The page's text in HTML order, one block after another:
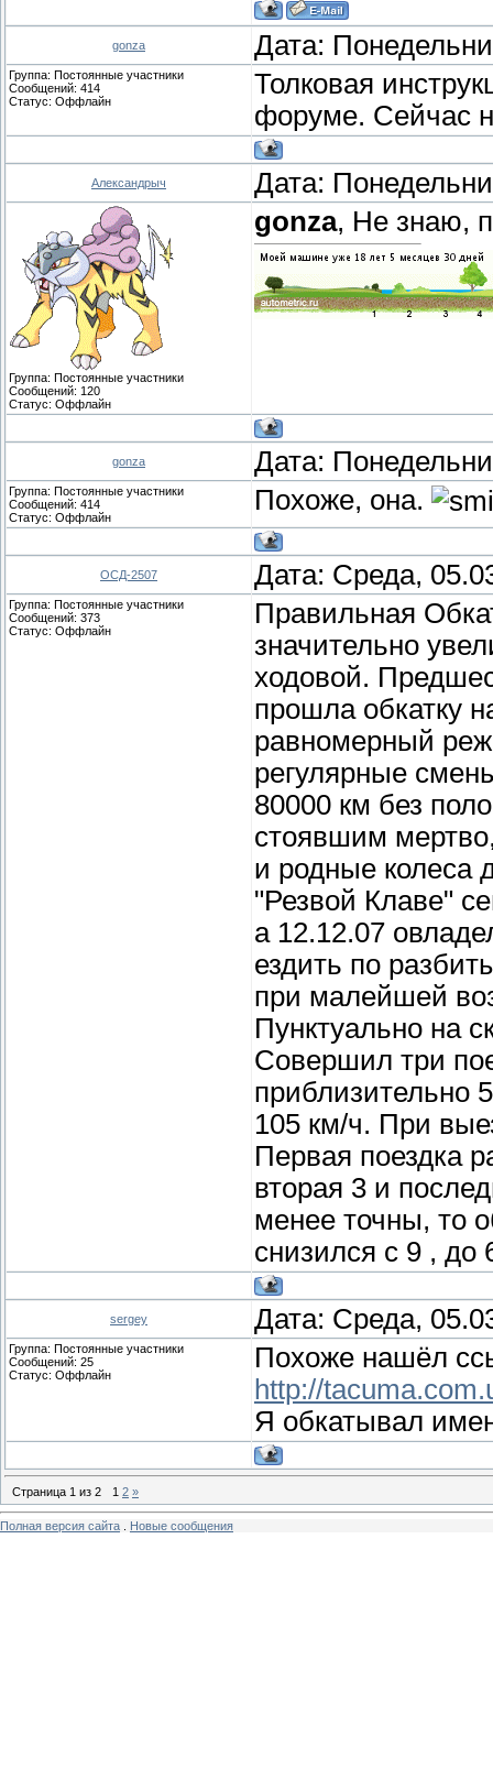
gonza Дата:
Группа: Постоянные участники
Сообщений: 414
Статус: Оффлайн
Толковая
форуме. Сейчас
Александрыч Дата:
Группа: Постоянные участники
Сообщений: 120
Статус: Оффлайн
gonza, Не знаю,
gonza Дата:
Группа: Постоянные участники
Сообщений: 414
Статус: Оффлайн
Похоже, она.
ОСД-2507 Дата: Среда,
Группа: Постоянные участники
Сообщений: 373
Статус: Оффлайн
Правильная
значительно
ходовой.
прошла обкатку
равномерный
регулярные
80000 км без
стоявшим
и родные колеса
"Резвой Клаве"
а 12.12.07
ездить по
при малейшей
Пунктуально на
Совершил три
приблизительно
105 км/ч. При
Первая поездка
вторая 3 и
менее точны, то
снизился с 9 , до
sergey Дата: Среда,
Группа: Постоянные участники
Сообщений: 25
Статус: Оффлайн
Похоже нашёл
http://
Я обкатывал
Страница 1 из 2 1 2 »
Полная версия сайта Новые сообщения